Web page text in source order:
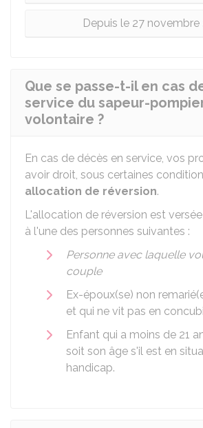
Depuis le 27 novembre
Que se passe-t-il en cas
service du sapeur-
volontaire ?
En cas de décès en service, vos
avoir droit, sous certaines
allocation de réversion.
L'allocation de réversion est versée
à l'une des personnes suivantes :
Personne avec laquelle
couple
Ex-époux(se) non
et qui ne vit pas en
Enfant qui a moins de 21
soit son âge s'il est en
handicap.